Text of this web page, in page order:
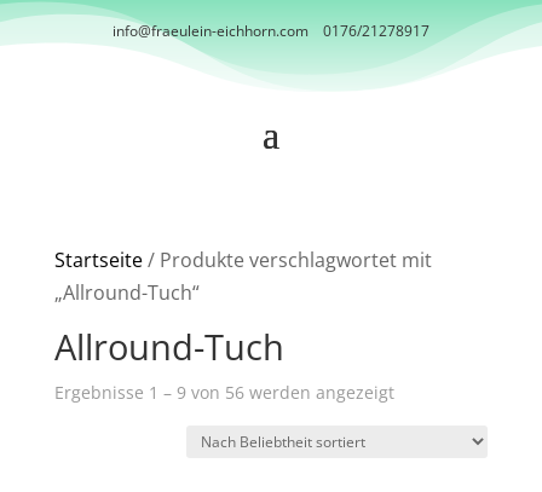
info@fraeulein-eichhorn.com 0176/21278917
Startseite/ Produkte verschlagwortet mit
„Allround-Tuch“
Allround-Tuch
Ergebnisse 1 – 9 von 56 werden angezeigtNach